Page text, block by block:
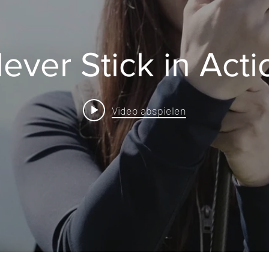
Stick in
Video abspielen